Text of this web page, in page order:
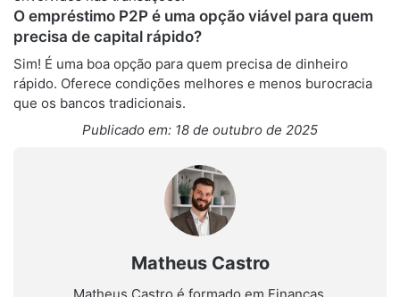
O empréstimo P2P é uma opção viável para quem
precisa de capital rápido?
Sim! É uma boa opção para quem precisa de dinheiro
rápido. Oferece condições melhores e menos burocracia
que os bancos tradicionais.
Publicado em: 18 de outubro de 2025
Matheus Castro